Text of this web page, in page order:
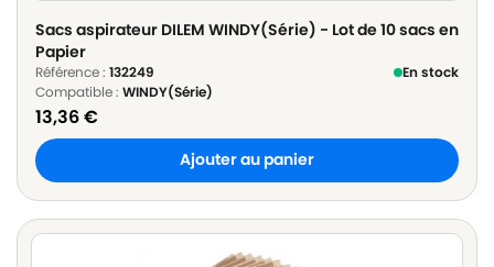
Sacs aspirateur DILEM WINDY(Série) - Lot de 10 sacs en
Papier
Référence : 132249
En stock
Compatible : WINDY(Série)
13,36€
Ajouter au panier